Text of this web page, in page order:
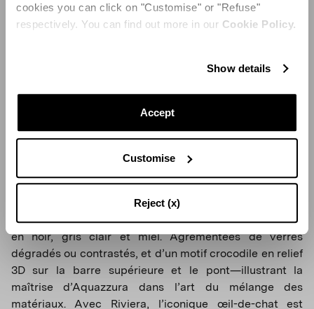
cookies you can click on "Customise" or "Refuse"
respectively. You can find out more in our Cookie Policy.
Show details
Accept
Customise
Reject (x)
La silhouette audacieuse Bella transforme le glamour
des années 1970 en une déclaration moderne : des
formes aviateur oversize à l’acétate mat ou translucide,
en noir, gris clair et miel. Agrémentées de verres
dégradés ou contrastés, et d’un motif crocodile en relief
3D sur la barre supérieure et le pont—illustrant la
maîtrise d’Aquazzura dans l’art du mélange des
matériaux. Avec Riviera, l’iconique œil-de-chat est